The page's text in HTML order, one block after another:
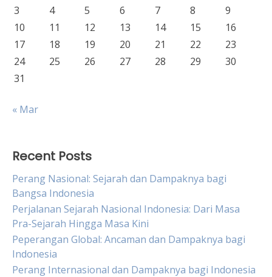
3 4 5 6 7 8
9
10
11 12 13 14 15
16
17
18 19 20 21 22
23
24
25 26 27 28 29
30
31
« Mar
Recent Posts
Perang Nasional: Sejarah dan Dampaknya bagi
Bangsa Indonesia
Perjalanan Sejarah Nasional Indonesia: Dari Masa
Pra-Sejarah Hingga Masa Kini
Peperangan Global: Ancaman dan Dampaknya bagi
Indonesia
Perang Internasional dan Dampaknya bagi Indonesia